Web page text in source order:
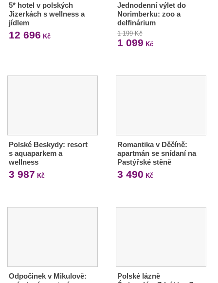
5* hotel v polských
Jizerkách s wellness a
jídlem
12 696 Kč
Jednodenní výlet do
Norimberku: zoo a
delfinárium
1 199 Kč
1 099 Kč
Polské Beskydy: resort
s aquaparkem a
wellness
3 987 Kč
Romantika v Děčíně:
apartmán se snídaní na
Pastýřské stěně
3 490 Kč
Odpočinek v Mikulově:
Polské lázně